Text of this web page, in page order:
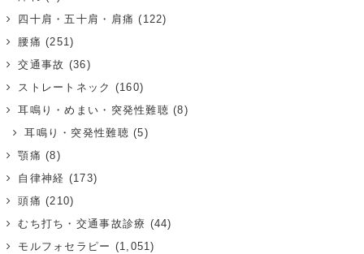
四十肩・五十肩・肩痛 (122)
腰痛 (251)
交通事故 (36)
ストレートネック (160)
耳鳴り・めまい・突発性難聴 (8)
耳鳴り・突発性難聴 (5)
顎痛 (8)
自律神経 (173)
頭痛 (210)
むち打ち・交通事故診療 (44)
モルフォセラピー (1,051)